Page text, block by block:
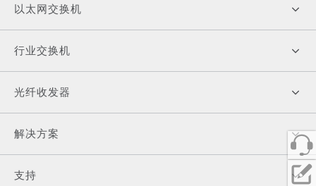
以太网交换机
行业交换机
光纤收发器
解决方案
支持